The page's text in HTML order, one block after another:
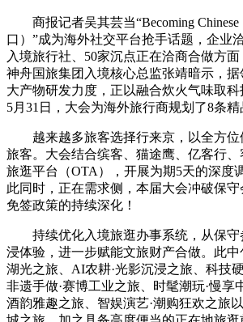
商报记者吴其芸当“Becoming Chinese
口）”成为海外社交平台抢手话题，企业
入境旅行社、50家沉点正在洽商合做方面
神舟国旅集团入境核心总监张靖暗示，
大产物研发力度，正以融合炊火气味取科
5月31日，大会为海外旅行商规划了8条精
越来越多旅客选择行来京，以全方位
旅客。大会结合缤客、猫途鹰、亿客行
旅逛平台（OTA），开展为期5天的深度
此同时，正在需求侧，本届大会冲破保
免签政策的持续深化！
持续优化入境旅逛办事系统，从保守
浸体验，进一步赋能文旅财产合做。此中
湖光之旅、AI农耕·光影沉浸之旅、科技硬
非遗手做·赛博工业之旅、时髦潮玩·慢享
酒韵雅趣之旅、智娱演艺·潮购狂欢之旅